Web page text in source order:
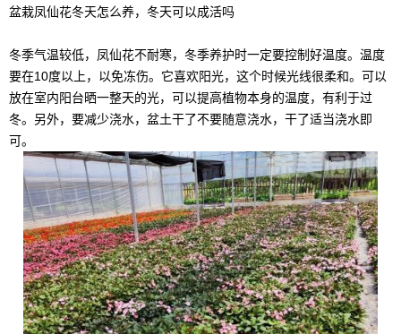
盆栽凤仙花冬天怎么养，冬天可以成活吗
冬季气温较低，凤仙花不耐寒，冬季养护时一定要控制好温度。温度
要在10度以上，以免冻伤。它喜欢阳光，这个时候光线很柔和。可以
放在室内阳台晒一整天的光，可以提高植物本身的温度，有利于过
冬。另外，要减少浇水，盆土干了不要随意浇水，干了适当浇水即
可。